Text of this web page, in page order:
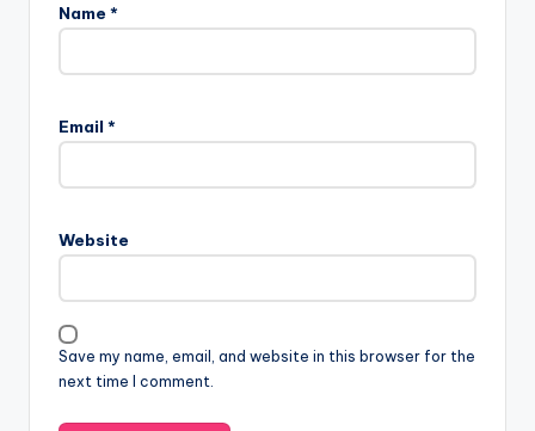
Name *
Email *
Website
Save my name, email, and website in this browser for the
next time I comment.